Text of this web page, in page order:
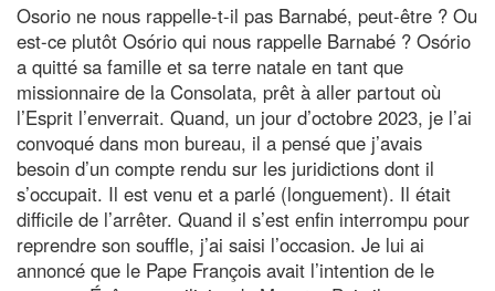
Osorio ne nous rappelle-t-il pas Barnabé, peut-être ? Ou
est-ce plutôt Osório qui nous rappelle Barnabé ? Osório
a quitté sa famille et sa terre natale en tant que
missionnaire de la Consolata, prêt à aller partout où
l’Esprit l’enverrait. Quand, un jour d’octobre 2023, je l’ai
convoqué dans mon bureau, il a pensé que j’avais
besoin d’un compte rendu sur les juridictions dont il
s’occupait. Il est venu et a parlé (longuement). Il était
difficile de l’arrêter. Quand il s’est enfin interrompu pour
reprendre son souffle, j’ai saisi l’occasion. Je lui ai
annoncé que le Pape François avait l’intention de le